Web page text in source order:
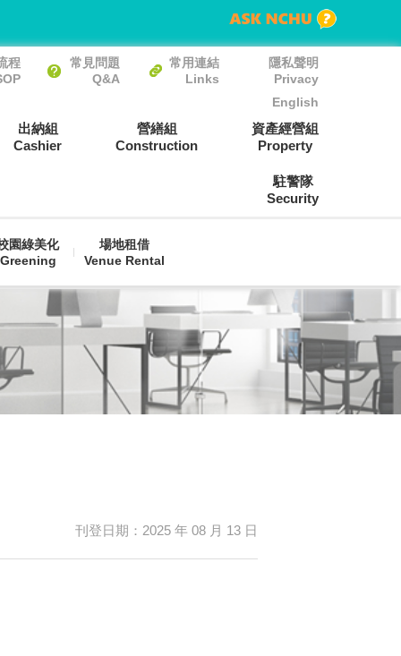
程
常見問題
Q&A
常用連結
Links
隱私聲明
Privacy
English
園綠美化
Greening
場地租借
Venue Rental
出納組
Cashier
營繕組
Construction
資產經營組
Property
駐警隊
Security
刊登日期：2025 年 08 月 13 日